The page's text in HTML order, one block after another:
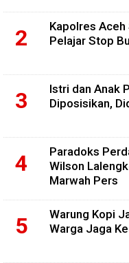
Kapolres
Pelajar Stop
Istri dan Anak
Diposisikan,
Paradoks
Wilson
Marwah Pers
Warung Kopi
Warga Jaga